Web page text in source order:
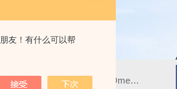
友！有什么可以帮
Omega插头,Omega测温线,热电偶测温线,热电偶线,铠装热电偶,热电偶连接器,热电偶插头,Omega热电偶线,T型热电偶线,TMC测温纸